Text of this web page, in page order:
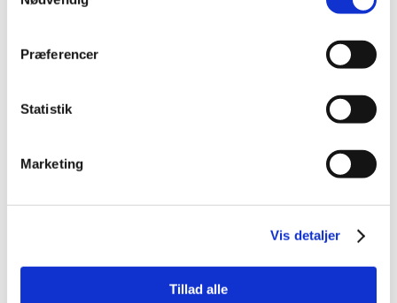
Præferencer
Statistik
Marketing
Vis detaljer
Tillad alle